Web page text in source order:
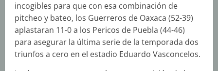
incogibles para que con esa combinación de
pitcheo y bateo, los Guerreros de Oaxaca (52-39)
aplastaran 11-0 a los Pericos de Puebla (44-46)
para asegurar la última serie de la temporada dos
triunfos a cero en el estadio Eduardo Vasconcelos.